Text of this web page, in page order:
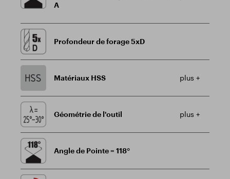
A
Profondeur de forage 5xD
Matériaux HSS plus +
Géométrie de l'outil plus +
Angle de Pointe = 118°